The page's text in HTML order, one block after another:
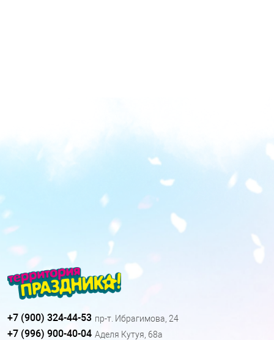
+7 (900) 324-44-53 пр-т. Ибрагимова, 24
+7 (996) 900-40-04 Аделя Кутуя, 68а